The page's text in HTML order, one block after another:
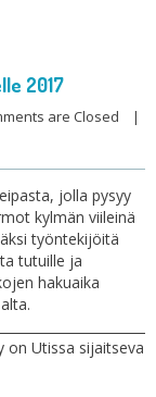
2017
are Closed
|
jolla pysyy
kylmän viileinä
työntekijöitä
tutuille ja
hakuaika
on Utissa sijaitseva